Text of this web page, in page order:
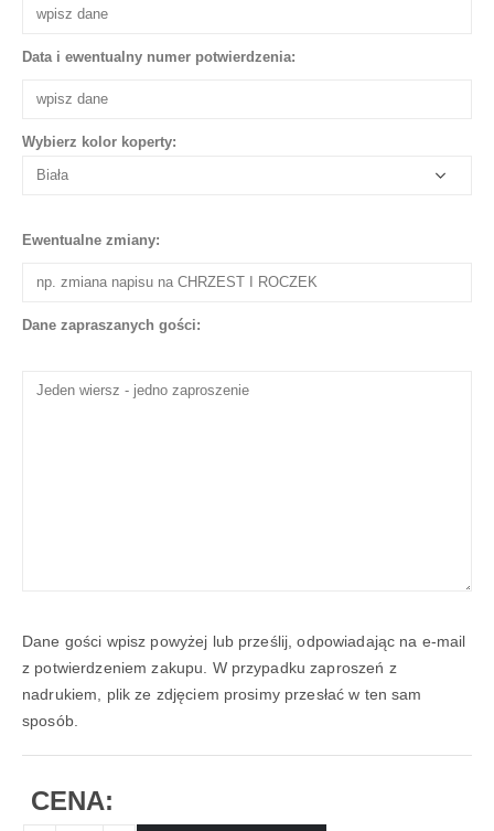
Data i ewentualny numer potwierdzenia:
Wybierz kolor koperty:
Ewentualne zmiany:
Dane zapraszanych gości:
Dane gości wpisz powyżej lub prześlij, odpowiadając na e-mail
z potwierdzeniem zakupu. W przypadku zaproszeń z
nadrukiem, plik ze zdjęciem prosimy przesłać w ten sam
sposób.
CENA: